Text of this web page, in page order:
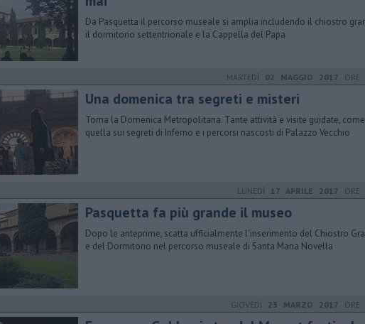
Da Pasquetta il percorso museale si amplia includendo il chiostro
il dormitorio settentrionale e la Cappella del Papa
MARTEDÌ 02 MAGGIO 2017 ORE
Una domenica tra segreti e misteri
Torna la Domenica Metropolitana. Tante attività e visite guidate, come
quella sui segreti di Inferno e i percorsi nascosti di Palazzo Vecchio
LUNEDÌ 17 APRILE 2017
Pasquetta fa più grande il museo
Dopo le anteprime, scatta ufficialmente l'inserimento del Chiostro
e del Dormitorio nel percorso museale di Santa Maria Novella
GIOVEDÌ 23 MARZO 2017 ORE